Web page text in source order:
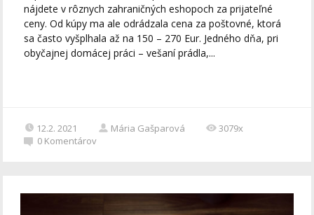
nájdete v rôznych zahraničných eshopoch za prijateľné
ceny. Od kúpy ma ale odrádzala cena za poštovné, ktorá
sa často vyšplhala až na 150 – 270 Eur. Jedného dňa, pri
obyčajnej domácej práci – vešaní prádla,...
12.2. 2021 Mária Gašparová
3079x
0 Komentárov